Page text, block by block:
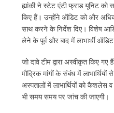
ह्यांकी ने स्टेट एंटी फ्राड यूनिट को
किए हैं। उन्होंने ऑडिट को और अधिक
साथ करने के निर्देश दिए। विशेष
लेने के पूर्व और बाद में लाभार्थी
जो दावे टीम द्वारा अस्वीकृत किए
मौद्रिक मांगों के संबंध में
अस्पतालों में लाभार्थियों को कैशलेस
भी समय समय पर जांच की जाएगी।